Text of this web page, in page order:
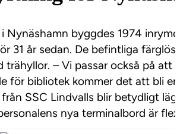
Nynäshamn byggdes 1974
31 år sedan. De befintliga
trähyllor. – Vi passar också på
för bibliotek kommer det att bli
SSC Lindvalls blir betydligt
nya terminalbord är